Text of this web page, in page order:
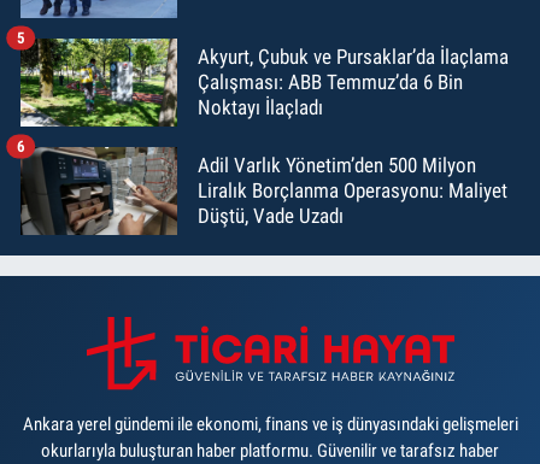
Akyurt, Çubuk ve Pursaklar’da İlaçlama
Çalışması: ABB Temmuz’da 6 Bin
Noktayı İlaçladı
5
Adil Varlık Yönetim’den 500 Milyon
Liralık Borçlanma Operasyonu: Maliyet
Düştü, Vade Uzadı
6
Ankara yerel gündemi ile ekonomi, finans ve iş dünyasındaki gelişmeleri
okurlarıyla buluşturan haber platformu. Güvenilir ve tarafsız haber